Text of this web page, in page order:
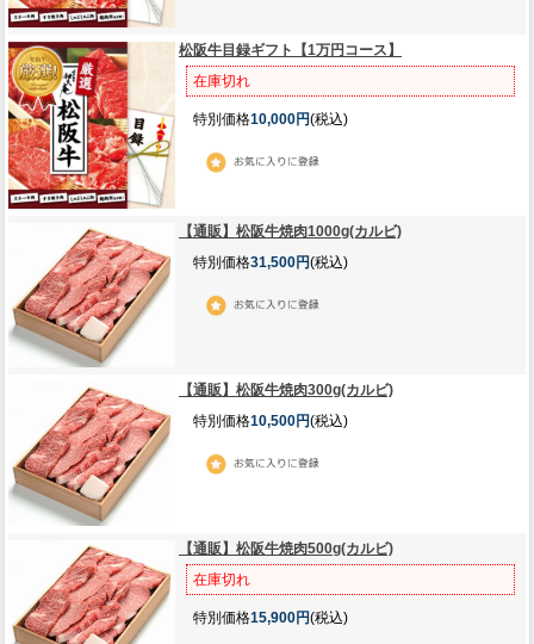
松阪牛目録ギフト【1万円コース】
在庫切れ
特別価格10,000円(税込)
【通販】松阪牛焼肉1000g(カルビ)
特別価格31,500円(税込)
【通販】松阪牛焼肉300g(カルビ)
特別価格10,500円(税込)
【通販】松阪牛焼肉500g(カルビ)
在庫切れ
特別価格15,900円(税込)